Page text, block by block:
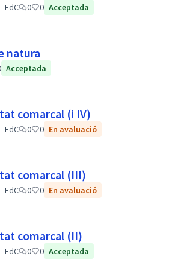
EdC 0 0 Acceptada
natura
Acceptada
comarcal (i IV)
EdC 0 0 En avaluació
comarcal (III)
EdC 0 0 En avaluació
comarcal (II)
EdC 0 0 Acceptada